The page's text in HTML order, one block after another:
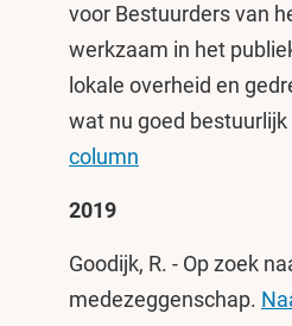
voor Bestuurders van
werkzaam in het
lokale overheid en
wat nu goed
column
2019
Goodijk, R. - Op zoek
medezeggenschap.